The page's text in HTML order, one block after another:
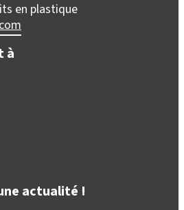
en plastique
à
actualité !